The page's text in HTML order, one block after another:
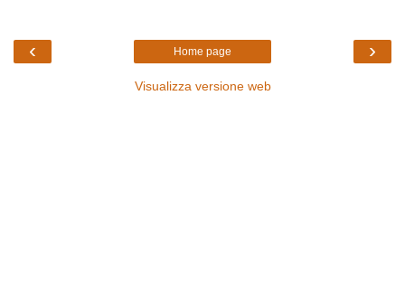
‹ ›
Home page
Visualizza versione web